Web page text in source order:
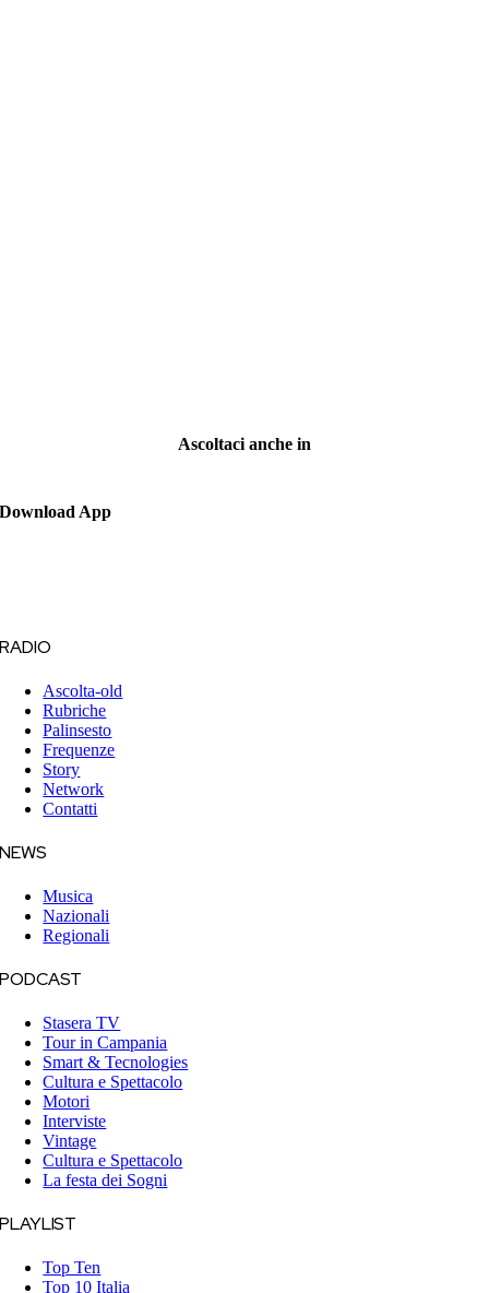
Ascoltaci anche in
Download App
RADIO
Ascolta-old
Rubriche
Palinsesto
Frequenze
Story
Network
Contatti
NEWS
Musica
Nazionali
Regionali
PODCAST
Stasera TV
Tour in Campania
Smart & Tecnologies
Cultura e Spettacolo
Motori
Interviste
Vintage
Cultura e Spettacolo
La festa dei Sogni
PLAYLIST
Top Ten
Top 10 Italia